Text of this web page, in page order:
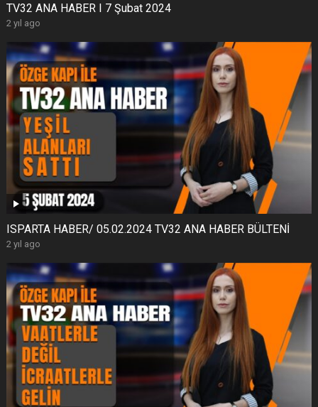
TV32 ANA HABER I 7 Şubat 2024
2 yıl ago
ISPARTA HABER/ 05.02.2024 TV32 ANA HABER BÜLTENİ
2 yıl ago